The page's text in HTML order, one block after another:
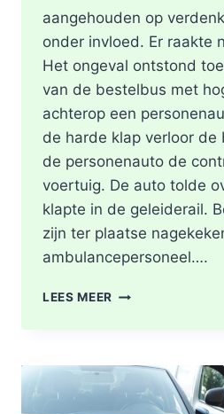
aangehouden op
onder invloed. Er raakte
Het ongeval ontstond
van de bestelbus met
achterop een
de harde klap verloor de
de personenauto de
voertuig. De auto tolde
klapte in de geleiderail.
zijn ter plaatse
ambulancepersoneel….
LEES MEER HOOFDRIJBAAN
AFGESLOTEN
NA
ZWAAR